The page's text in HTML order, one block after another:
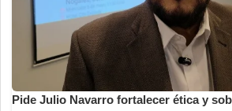
Pide Julio Navarro fortalecer ética y